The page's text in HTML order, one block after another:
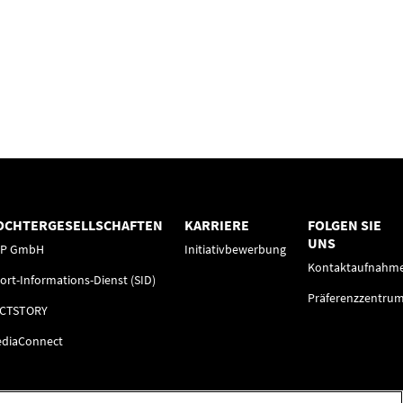
GmbH
Informations-Dienst (SID)
KARRIERE
Initiativbewerbung
FOLGEN SIE
UNS